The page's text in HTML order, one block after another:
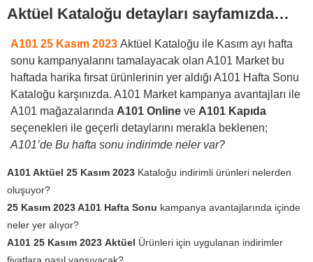
Aktüel Kataloğu detayları sayfamızda…
A101 25 Kasım 2023 Aktüel Kataloğu ile Kasım ayı hafta
sonu kampanyalarını tamalayacak olan A101 Market bu
haftada harika fırsat ürünlerinin yer aldığı A101 Hafta Sonu
Kataloğu karşınızda. A101 Market kampanya avantajları ile
A101 mağazalarında A101 Online ve A101 Kapıda
seçenekleri ile geçerli detaylarını merakla beklenen;
A101’de Bu hafta sonu indirimde neler var?
A101 Aktüel 25 Kasım 2023 Kataloğu indirimli ürünleri nelerden
oluşuyor?
25 Kasım 2023 A101 Hafta Sonu kampanya avantajlarında içinde
neler yer alıyor?
A101 25 Kasım 2023 Aktüel Ürünleri için uygulanan indirimler
fiyatlara nasıl yansıyacak?